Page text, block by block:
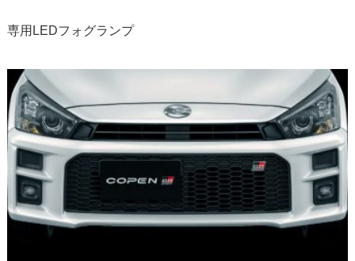
専用LEDフォグランプ